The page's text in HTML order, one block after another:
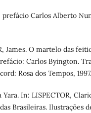
prefácio Carlos Alberto
James. O martelo das
Carlos Byington.
Rosa dos Tempos, 1997.
In: LISPECTOR,
Brasileiras. Ilustrações